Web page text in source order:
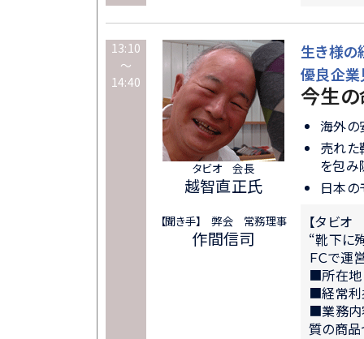
13:10
～
14:40
タビオ 会長
越智直正氏
【聞き手】 弊会 常務理事
作間信司
生き様の
優良企業
今生の
海外の
売れた
を包み
日本の
【タビ
“靴下に
ＦＣで運
■所在
■経常
■業務内
質の商品